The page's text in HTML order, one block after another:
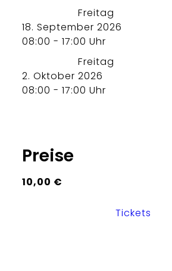
Freitag
18. September 2026
08:00 - 17:00 Uhr
Freitag
2. Oktober 2026
08:00 - 17:00 Uhr
Preise
10,00 €
Tickets